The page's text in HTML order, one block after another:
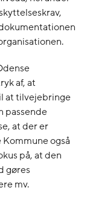
af, at
at tilvejebringe
passende
at der er
også
på, at den
gøres
mv.